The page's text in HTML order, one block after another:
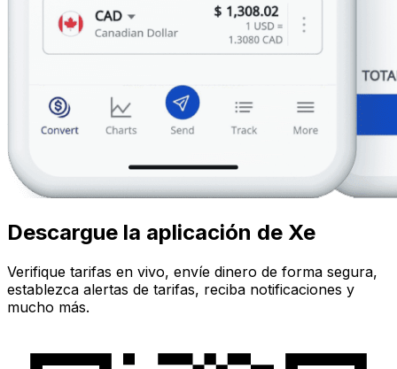
Descargue la aplicación de Xe
Verifique tarifas en vivo, envíe dinero de forma segura,
establezca alertas de tarifas, reciba notificaciones y
mucho más.